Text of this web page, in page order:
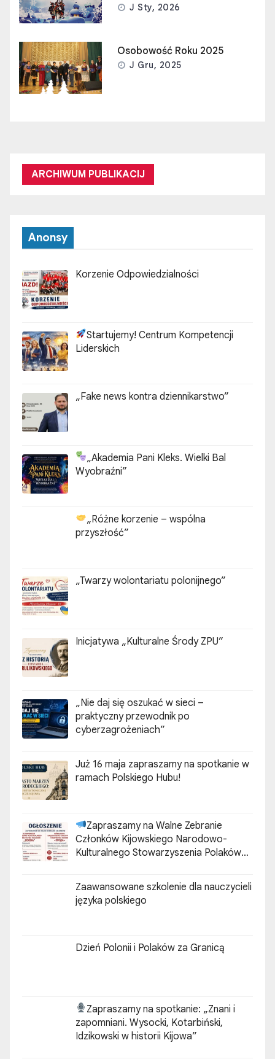
J Sty, 2026
Osobowość Roku 2025
J Gru, 2025
ARCHIWUM PUBLIKACIJ
Anonsy
Korzenie Odpowiedzialności
Startujemy! Centrum Kompetencji
Liderskich
„Fake news kontra dziennikarstwo”
„Akademia Pani Kleks. Wielki Bal
Wyobraźni”
„Różne korzenie – wspólna
przyszłość”
„Twarzy wolontariatu polonijnego”
Inicjatywa „Kulturalne Środy ZPU”
„Nie daj się oszukać w sieci –
praktyczny przewodnik po
cyberzagrożeniach”
Już 16 maja zapraszamy na spotkanie w
ramach Polskiego Hubu!
Zapraszamy na Walne Zebranie
Członków Kijowskiego Narodowo-
Kulturalnego Stowarzyszenia Polaków
Zaawansowane szkolenie dla nauczycieli
języka polskiego
Dzień Polonii i Polaków za Granicą
Zapraszamy na spotkanie: „Znani i
zapomniani. Wysocki, Kotarbiński,
Idzikowski w historii Kijowa”